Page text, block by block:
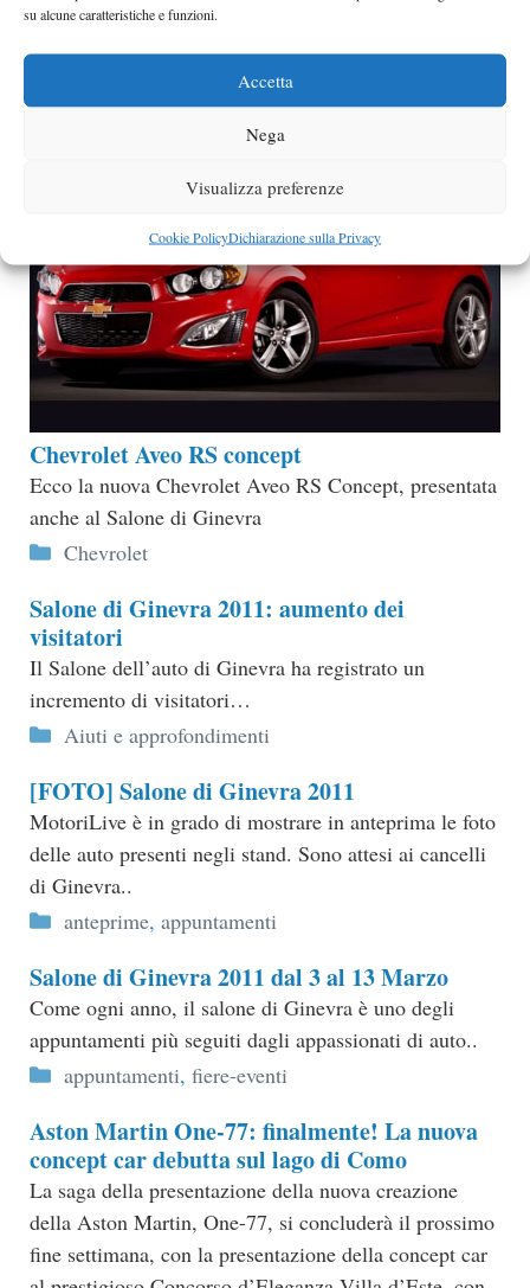
su alcune caratteristiche e funzioni.
Accetta
Nega
Visualizza preferenze
Cookie PolicyDichiarazione sulla Privacy
corso della prossima edizione del Salone di Ginevra
Skoda
Chevrolet Aveo RS concept
Ecco la nuova Chevrolet Aveo RS Concept, presentata
anche al Salone di Ginevra
Categorie
Chevrolet
Salone di Ginevra 2011: aumento dei
visitatori
Il Salone dell’auto di Ginevra ha registrato un
incremento di visitatori…
Categorie
Aiuti e approfondimenti
[FOTO] Salone di Ginevra 2011
MotoriLive è in grado di mostrare in anteprima le foto
delle auto presenti negli stand. Sono attesi ai cancelli
di Ginevra..
Categorie
anteprime, appuntamenti
Salone di Ginevra 2011 dal 3 al 13 Marzo
Come ogni anno, il salone di Ginevra è uno degli
appuntamenti più seguiti dagli appassionati di auto..
Categorie
appuntamenti, fiere-eventi
Aston Martin One-77: finalmente! La nuova
concept car debutta sul lago di Como
La saga della presentazione della nuova creazione
della Aston Martin, One-77, si concluderà il prossimo
fine settimana, con la presentazione della concept car